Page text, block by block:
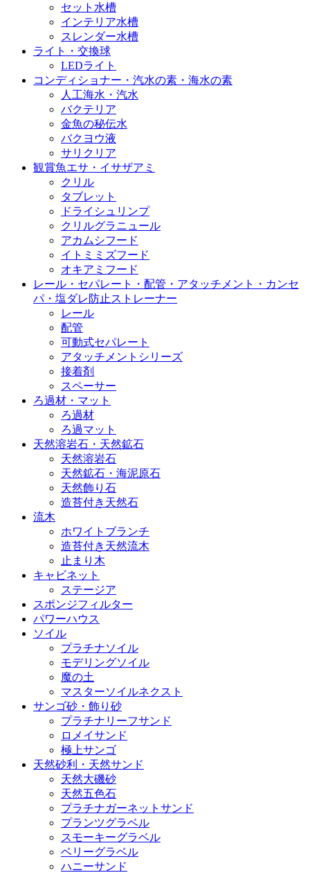
セット水槽
インテリア水槽
スレンダー水槽
ライト・交換球
LEDライト
コンディショナー・汽水の素・海水の素
人工海水・汽水
バクテリア
金魚の秘伝水
バクヨウ液
サリクリア
観賞魚エサ・イサザアミ
クリル
タブレット
ドライシュリンプ
クリルグラニュール
アカムシフード
イトミミズフード
オキアミフード
レール・セパレート・配管・アタッチメント・カンセ
パ・塩ダレ防止ストレーナー
レール
配管
可動式セパレート
アタッチメントシリーズ
接着剤
スペーサー
ろ過材・マット
ろ過材
ろ過マット
天然溶岩石・天然鉱石
天然溶岩石
天然鉱石・海泥原石
天然飾り石
造苔付き天然石
流木
ホワイトブランチ
造苔付き天然流木
止まり木
キャビネット
ステージア
スポンジフィルター
パワーハウス
ソイル
プラチナソイル
モデリングソイル
魔の土
マスターソイルネクスト
サンゴ砂・飾り砂
プラチナリーフサンド
ロメイサンド
極上サンゴ
天然砂利・天然サンド
天然大磯砂
天然五色石
プラチナガーネットサンド
プランツグラベル
スモーキーグラベル
ベリーグラベル
ハニーサンド